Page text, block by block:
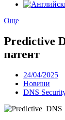
Още
Predictive
патент
24/04/2025
Новини
DNS